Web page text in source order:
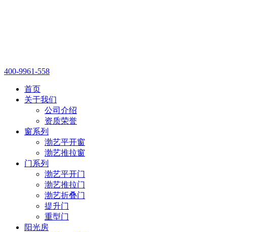
400-9961-558
首页
关于我们
公司介绍
资质荣誉
窗系列
渤艺平开窗
渤艺推拉窗
门系列
渤艺平开门
渤艺推拉门
渤艺折叠门
提升门
重型门
阳光房